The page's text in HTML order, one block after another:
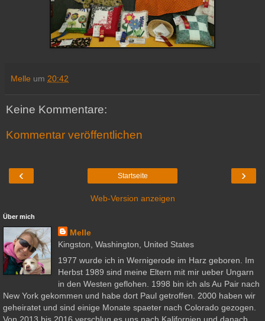
Melle um 20:42
Keine Kommentare:
Kommentar veröffentlichen
‹ ›
Startseite
Web-Version anzeigen
Über mich
Melle
Kingston, Washington, United States
1977 wurde ich in Wernigerode im Harz geboren. Im
Herbst 1989 sind meine Eltern mit mir ueber Ungarn
in den Westen geflohen. 1998 bin ich als Au Pair nach
New York gekommen und habe dort Paul getroffen. 2000 haben wir
geheiratet und sind einige Monate spaeter nach Colorado gezogen.